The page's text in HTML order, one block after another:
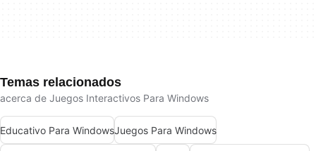
Temas relacionados
acerca de Juegos Interactivos Para Windows
Educativo Para WindowsJuegos Para Windows